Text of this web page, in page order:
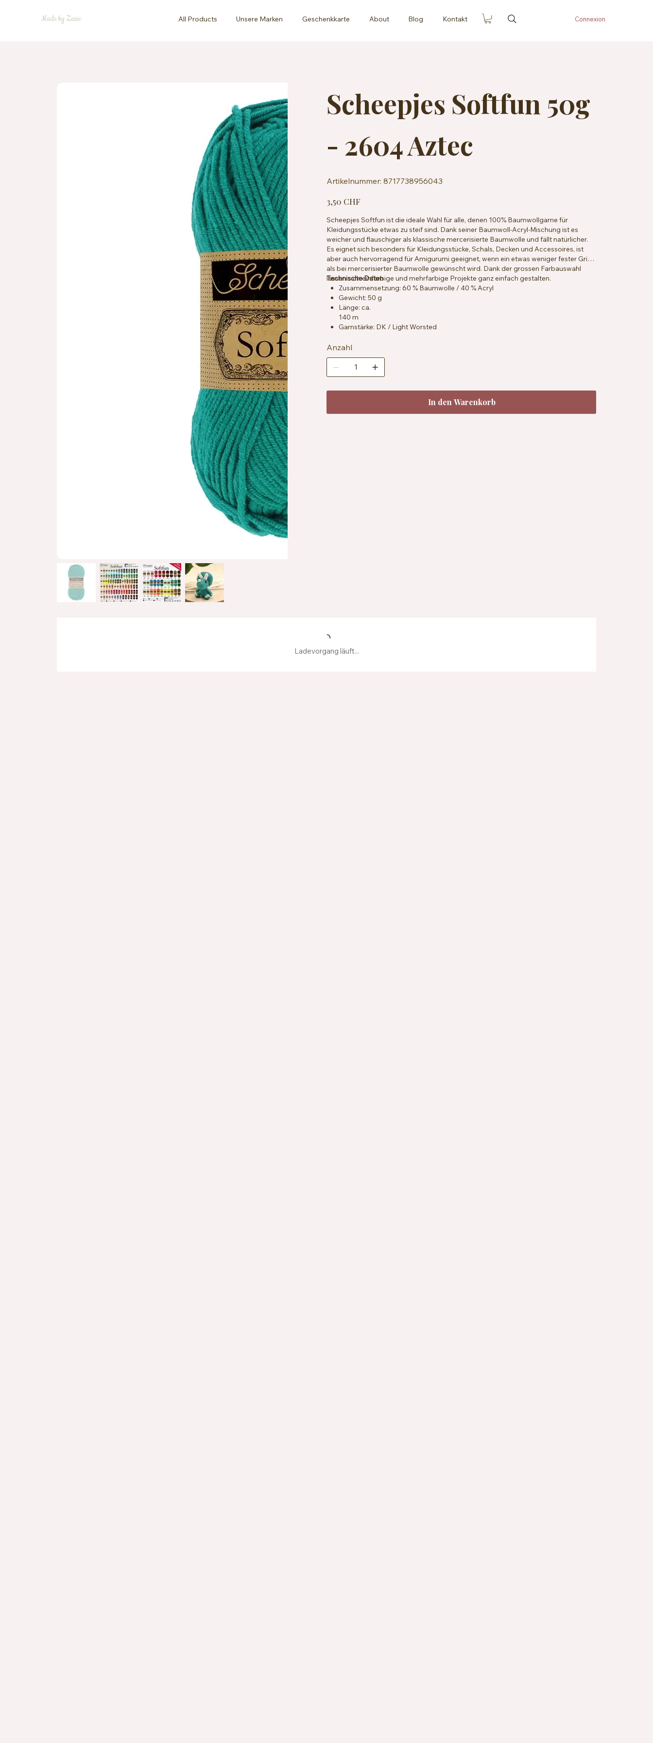
Made by Zazie All Products Unsere Marken Geschenkkarte About Blog Kontakt Connexion
Scheepjes Softfun 50g
- 2604 Aztec
Artikelnummer: 8717738956043
8717738956043
3,50 CHF
Scheepjes Softfun ist die ideale Wahl für alle, denen 100% Baumwollgarne für
Kleidungsstücke etwas zu steif sind. Dank seiner Baumwoll-Acryl-Mischung ist es
weicher und flauschiger als klassische mercerisierte Baumwolle und fällt natürlicher.
Es eignet sich besonders für Kleidungsstücke, Schals, Decken und Accessoires, ist
aber auch hervorragend für Amigurumi geeignet, wenn ein etwas weniger fester Griff
als bei mercerisierter Baumwolle gewünscht wird. Dank der grossen Farbauswahl
lassen sich einfarbige und mehrfarbige Projekte ganz einfach gestalten.
Technische Daten
Zusammensetzung: 60 % Baumwolle / 40 % Acryl
Gewicht: 50 g
Länge: ca.
140 m
Garnstärke: DK / Light Worsted
Maschenprobe: ca. 21 Maschen x 30 Reihen = 10 x 10 cm
Zertifizierung: OEKO-TEX® Standard 100
Pflege: Maschinenwaschbar bei 30 °C
Anzahl
In den Warenkorb
Ladevorgang läuft...